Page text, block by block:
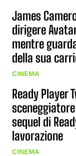
James
dirigere
mentre
della sua
CINEMA
Ready Player
sequel di
lavorazione
CINEMA